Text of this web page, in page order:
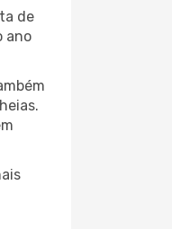
de
ano